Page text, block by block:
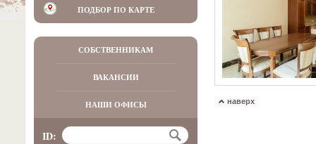
ПОДБОР ПО КАРТЕ
СОБСТВЕННИКАМ
ВАКАНСИИ
НАШИ ОФИСЫ
ID:
наверх